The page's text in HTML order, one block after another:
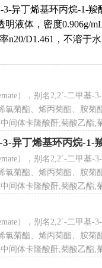
异丁烯基环丙烷-1-羧
液体，密度0.906g/
n20/D1.461，不溶于
作用下与重氮乙酸乙
应收率大于90% [3-
作为化感化合物用于
），别名2,2ˊ-二甲基
氯菊酯、烯丙菊酯、胺菊
间体卡隆酸酐;菊酸乙酯;
酯;菊酸乙酯;菊酸乙酯;菊
异丁烯基环丙烷-1-
），别名2,2ˊ-二甲基
氯菊酯、烯丙菊酯、胺菊
间体卡隆酸酐;菊酸乙酯;
酯;菊酸乙酯;菊酸乙酯;菊
），别名2,2ˊ-二甲基
氯菊酯、烯丙菊酯、胺菊
间体卡隆酸酐;菊酸乙酯;
酯;菊酸乙酯;菊酸乙酯;菊